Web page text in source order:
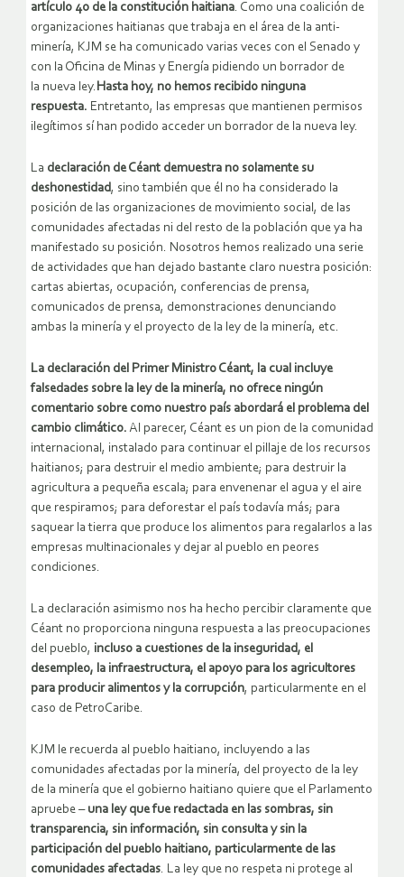
artículo 40 de la constitución haitiana. Como una coalición de
organizaciones haitianas que trabaja en el área de la anti-
minería, KJM se ha comunicado varias veces con el Senado y
con la Oficina de Minas y Energía pidiendo un borrador de
la nueva ley. Hasta hoy, no hemos recibido ninguna
respuesta. Entretanto, las empresas que mantienen permisos
ilegítimos sí han podido acceder un borrador de la nueva ley.
La declaración de Céant demuestra no solamente su
deshonestidad, sino también que él no ha considerado la
posición de las organizaciones de movimiento social, de las
comunidades afectadas ni del resto de la población que ya ha
manifestado su posición. Nosotros hemos realizado una serie
de actividades que han dejado bastante claro nuestra posición:
cartas abiertas, ocupación, conferencias de prensa,
comunicados de prensa, demonstraciones denunciando
ambas la minería y el proyecto de la ley de la minería, etc.
La declaración del Primer Ministro Céant, la cual incluye
falsedades sobre la ley de la minería, no ofrece ningún
comentario sobre como nuestro país abordará el problema del
cambio climático. Al parecer, Céant es un pion de la comunidad
internacional, instalado para continuar el pillaje de los recursos
haitianos; para destruir el medio ambiente; para destruir la
agricultura a pequeña escala; para envenenar el agua y el aire
que respiramos; para deforestar el país todavía más; para
saquear la tierra que produce los alimentos para regalarlos a las
empresas multinacionales y dejar al pueblo en peores
condiciones.
La declaración asimismo nos ha hecho percibir claramente que
Céant no proporciona ninguna respuesta a las preocupaciones
del pueblo, incluso a cuestiones de la inseguridad, el
desempleo, la infraestructura, el apoyo para los agricultores
para producir alimentos y la corrupción, particularmente en el
caso de PetroCaribe.
KJM le recuerda al pueblo haitiano, incluyendo a las
comunidades afectadas por la minería, del proyecto de la ley
de la minería que el gobierno haitiano quiere que el Parlamento
apruebe – una ley que fue redactada en las sombras, sin
transparencia, sin información, sin consulta y sin la
participación del pueblo haitiano, particularmente de las
comunidades afectadas. La ley que no respeta ni protege al